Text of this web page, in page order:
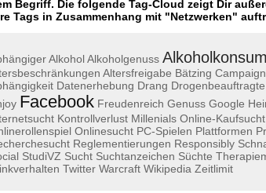
Begriff. Die folgende Tag-Cloud zeigt Dir
Tags in Zusammenhang mit "Netzwerken"
AlkoholAlkoholgenuss Alkoholkonsum
Altersfreigabe Bätzing Campaign
Datenerhebung Drang Drogenbeauftragte
Facebook Freudenreich Genuss Google
Kontrollverlust Millenials Online-Kaufsucht
Onlinesucht PC-Spielen Plattformen
Reglementierungen Responsibly
StudiVZ Sucht Suchtanzeichen Süchte
Twitter Warcraft Wikipedia Zeitlimit